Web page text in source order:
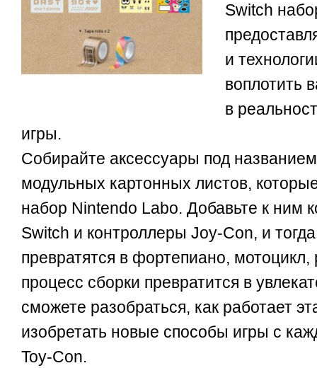
Switch
и
воплотить
в
игры.
Собирайте аксессуары под
модульных картонных листов,
набор Nintendo Labo. Добавьте к ним
Switch и контроллеры Joy-Con, и
превратятся в фортепиано,
процесс сборки превратится в
сможете разобраться, как работает
изобретать новые способы игры с
Toy-Con.